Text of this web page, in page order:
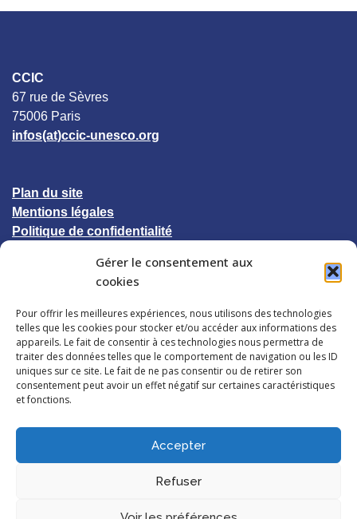
Gérer le consentement aux
cookies
Pour offrir les meilleures expériences, nous utilisons des technologies
telles que les cookies pour stocker et/ou accéder aux informations des
appareils. Le fait de consentir à ces technologies nous permettra de
traiter des données telles que le comportement de navigation ou les ID
uniques sur ce site. Le fait de ne pas consentir ou de retirer son
consentement peut avoir un effet négatif sur certaines caractéristiques
et fonctions.
Accepter
Refuser
CCIC
67 rue de Sèvres
75006 Paris
infos(at)ccic-unesco.org
Plan du site
Mentions légales
Politique de confidentialité
© 2023 CCIC-UNESCO
Suivez-nous